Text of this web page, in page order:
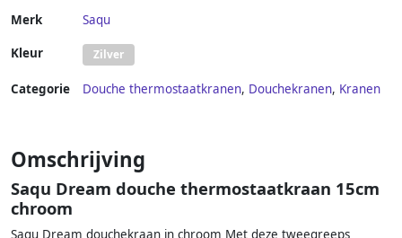
Merk Saqu
Kleur Zilver
Categorie Douche thermostaatkranen, Douchekranen, Kranen
Omschrijving
Saqu Dream douche thermostaatkraan 15cm
chroom
Saqu Dream douchekraan in chroom Met deze tweegreeps